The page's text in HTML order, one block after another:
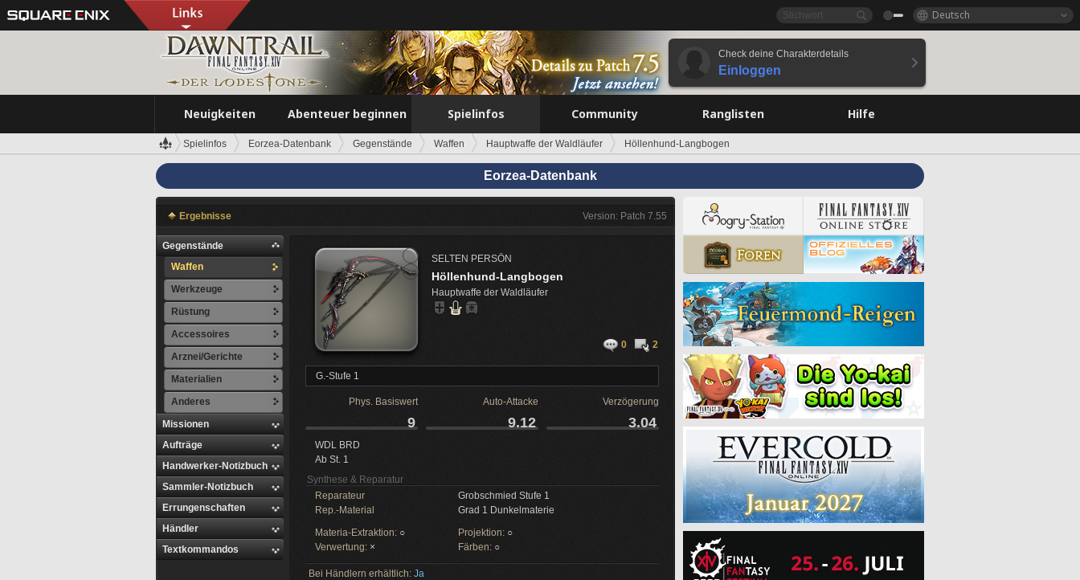
Deutsch
Check deine Charakterdetails
Einloggen
Neuigkeiten Abenteuer beginnen Spielinfos Community Ranglisten Hilfe
Spielinfos Eorzea-Datenbank Gegenstände Waffen Hauptwaffe der Waldläufer Höllenhund-Langbogen
Eorzea-Datenbank
Ergebnisse Version: Patch 7.55
Gegenstände
Waffen
Werkzeuge
Rüstung
Accessoires
Arznei/Gerichte
Materialien
Anderes
Missionen
Aufträge
Handwerker-Notizbuch
Sammler-Notizbuch
Errungenschaften
Händler
Textkommandos
SELTEN PERSÖN
Höllenhund-Langbogen
Hauptwaffe der Waldläufer
0 2
G.-Stufe 1
Phys. Basiswert Auto-Attacke Verzögerung
9 9.12 3.04
WDL BRD
Ab St. 1
Synthese & Reparatur
Reparateur
Grobschmied Stufe 1
Rep.-Material
Grad 1 Dunkelmaterie
Materia-Extraktion: ○ Projektion: ○
Verwertung: × Färben: ○
Bei Händlern erhältlich: Ja